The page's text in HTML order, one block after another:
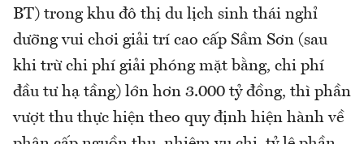
BT) trong khu đô thị du lịch sinh thái nghỉ
dưỡng vui chơi giải trí cao cấp Sầm Sơn (sau
khi trừ chi phí giải phóng mặt bằng, chi phí
đầu tư hạ tầng) lớn hơn 3.000 tỷ đồng, thì phần
vượt thu thực hiện theo quy định hiện hành về